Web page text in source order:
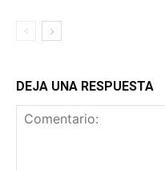
DEJA UNA RESPUESTA